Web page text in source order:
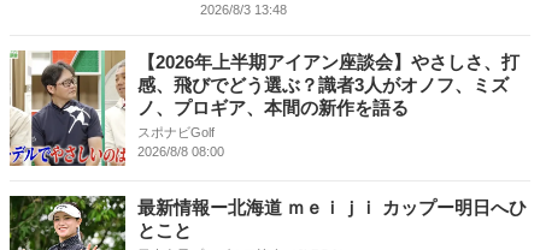
2026/8/3 13:48
【2026年上半期アイアン座談会】やさしさ、打
感、飛びでどう選ぶ？識者3人がオノフ、ミズ
ノ、プロギア、本間の新作を語る
スポナビGolf
2026/8/8 08:00
最新情報ー北海道 ｍｅｉｊｉ カップー明日へひ
とこと